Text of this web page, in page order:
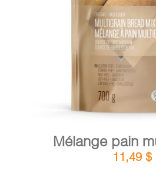
AJOUTER AU PANIER /
Mélange pain
11,49 $